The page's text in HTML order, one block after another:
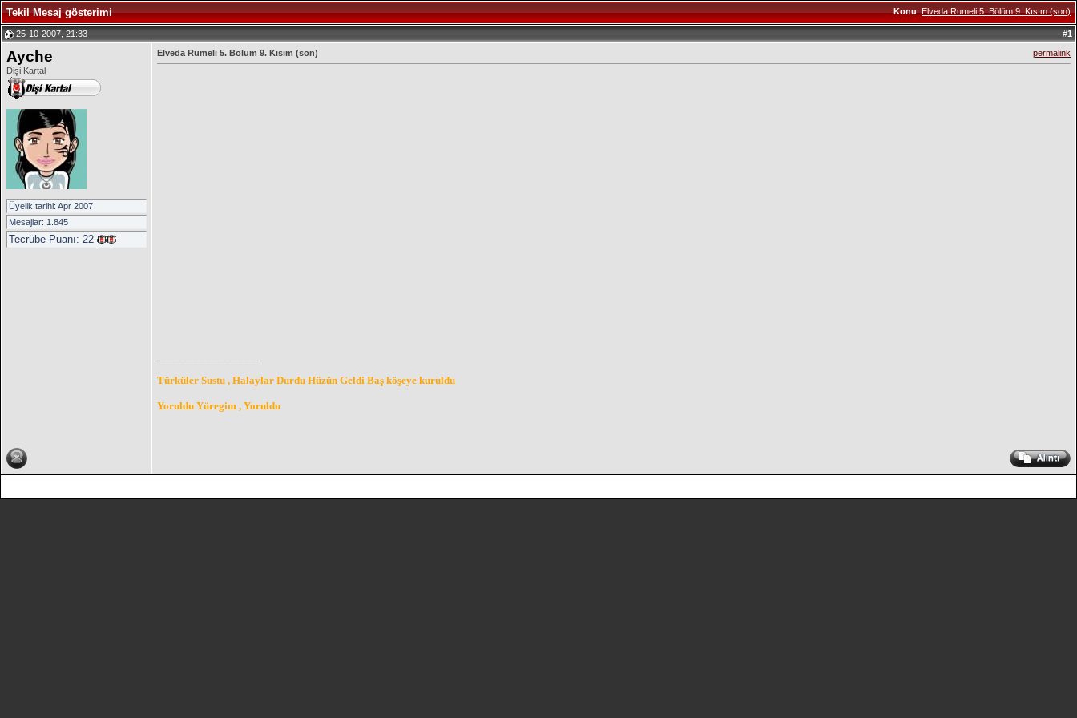
Konu:Elveda Rumeli 5. Bölüm 9. Kısım (son)
Tekil Mesaj gösterimi
25-10-2007, 21:33 #1
Ayche
Dişi Kartal
Üyelik tarihi: Apr 2007
Mesajlar: 1.845
Tecrübe Puanı: 22
Elveda Rumeli 5. Bölüm 9. Kısım (son) permalink
Türküler Sustu , Halaylar Durdu Hüzün Geldi Baş köşeye kuruldu
Yoruldu Yüregim , Yoruldu